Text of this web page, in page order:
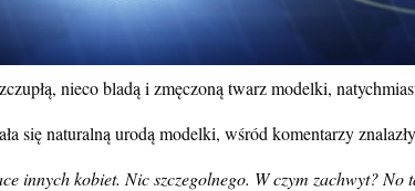
nieco bladą i zmęczoną twarz modelki,
się naturalną urodą modelki, wśród komentarzy
innych kobiet. Nic szczegolnego. W czym zachwyt?